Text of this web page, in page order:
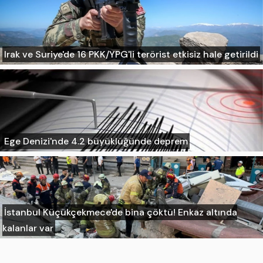
Irak ve Suriye'de 16 PKK/YPG'li terörist etkisiz hale getirildi
Ege Denizi'nde 4.2 büyüklüğünde deprem
İstanbul Küçükçekmece'de bina çöktü! Enkaz altında
kalanlar var